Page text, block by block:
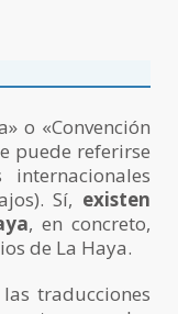
o «Convención
puede referirse
Sí, existen
, en concreto,
de La Haya.
traducciones